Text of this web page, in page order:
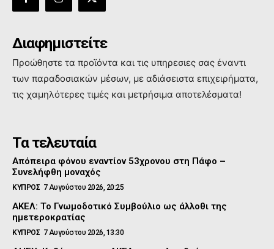
Διαφημιστείτε
Προώθηστε τα προϊόντα και τις υπηρεσιες σας έναντι
των παραδοσιακών μέσων, με αδιάσειστα επιχειρήματα,
τις χαμηλότερες τιμές και μετρήσιμα αποτελέσματα!
Τα τελευταία
Απόπειρα φόνου εναντίον 53χρονου στη Πάφο –
Συνελήφθη μοναχός
ΚΥΠΡΟΣ 7 Αυγούστου 2026, 20:25
ΑΚΕΛ: Το Γνωμοδοτικό Συμβούλιο ως άλλοθι της
ημετεροκρατίας
ΚΥΠΡΟΣ 7 Αυγούστου 2026, 13:30